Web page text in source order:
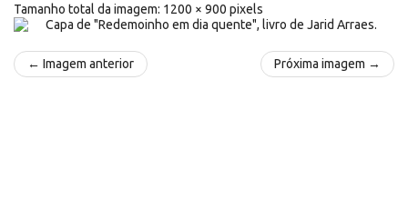
Tamanho total da imagem: 1200 × 900 pixels
← Imagem anterior Próxima imagem →